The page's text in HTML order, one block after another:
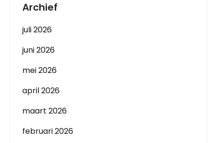
Archief
juli 2026
juni 2026
mei 2026
april 2026
maart 2026
februari 2026